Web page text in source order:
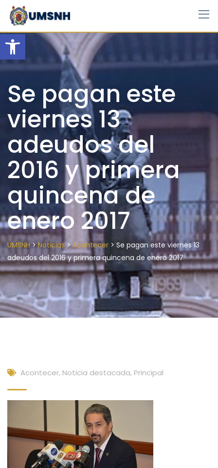
Open toolbar
Skip
content
Se pagan este
viernes 13
adeudos del
2016 y primera
quincena de
enero 2017
UMSNH>Noticias>Acontecer > Se pagan este viernes 13
adeudos del 2016 y primera quincena de enero 2017
Acontecer, Noticia destacada, Principal